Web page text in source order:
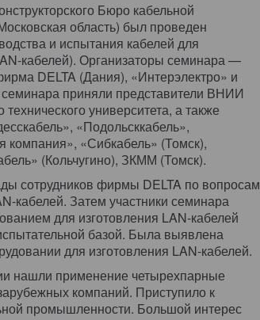
Бюро кабельной
область) был проведен
и испытания кабелей для
кабелей). Организаторы семинара —
DELTA (Дания), «Интерэлектро» и
приняли представители ВНИИ
университета, а также
«Подольсккабель»,
компания», «Сибкабель» (Томск),
(Кольчугино), ЗКММ (Томск).
сотрудников фирмы DELTA по вопросам
кабелей. Затем участники семинара
для изготовления LAN-кабелей
базой. Была выявлена
для изготовления LAN-кабелей.
нашли применение четырехпарные
компаний. Приступило к
промышленности. Большой интерес